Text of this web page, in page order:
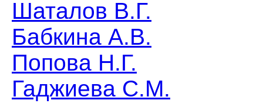
Шаталов В.Г.
Бабкина А.В.
Попова Н.Г.
Гаджиева С.М.